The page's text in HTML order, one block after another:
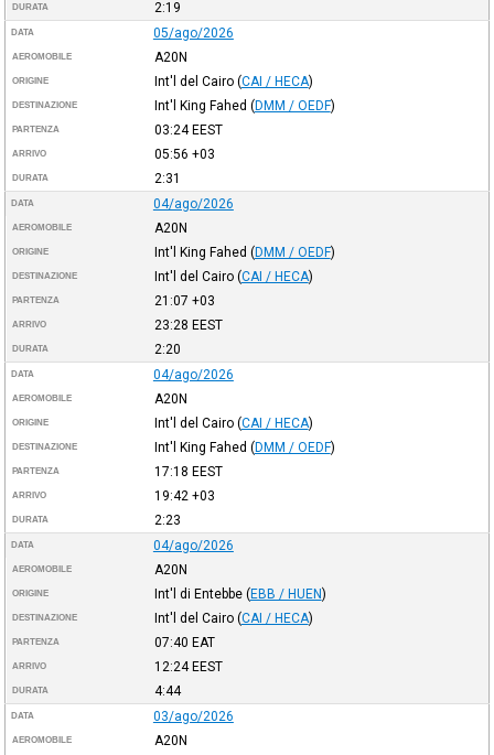
DURATA 2:19
DATA 05/ago/2026
AEROMOBILE A20N
ORIGINE Int'l del Cairo (CAI / HECA)
DESTINAZIONE Int'l King Fahed (DMM / OEDF)
PARTENZA 03:24EEST
ARRIVO 05:56 +03
DURATA 2:31
DATA 04/ago/2026
AEROMOBILE A20N
ORIGINE Int'l King Fahed (DMM / OEDF)
DESTINAZIONE Int'l del Cairo (CAI / HECA)
PARTENZA 21:07 +03
ARRIVO 23:28 EEST
DURATA 2:20
DATA 04/ago/2026
AEROMOBILE A20N
ORIGINE Int'l del Cairo (CAI / HECA)
DESTINAZIONE Int'l King Fahed (DMM / OEDF)
PARTENZA 17:18 EEST
ARRIVO 19:42 +03
DURATA 2:23
DATA 04/ago/2026
AEROMOBILE A20N
ORIGINE Int'l di Entebbe (EBB / HUEN)
DESTINAZIONE Int'l del Cairo (CAI / HECA)
PARTENZA 07:40 EAT
ARRIVO 12:24EEST
DURATA 4:44
DATA 03/ago/2026
AEROMOBILE A20N